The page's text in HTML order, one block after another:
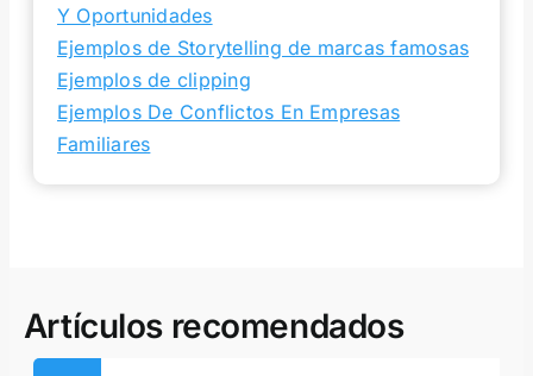
Y Oportunidades
Ejemplos de Storytelling de marcas famosas
Ejemplos de clipping
Ejemplos De Conflictos En Empresas
Familiares
Artículos recomendados